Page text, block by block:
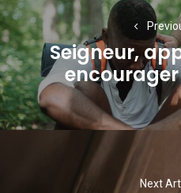
de
l’articleSeigneur,
Next